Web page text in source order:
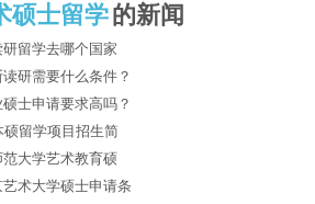
硕士留学的新闻
留学去哪个国家
研需要什么条件？
士申请要求高吗？
硕留学项目招生简
大学艺术教育硕
术大学硕士申请条